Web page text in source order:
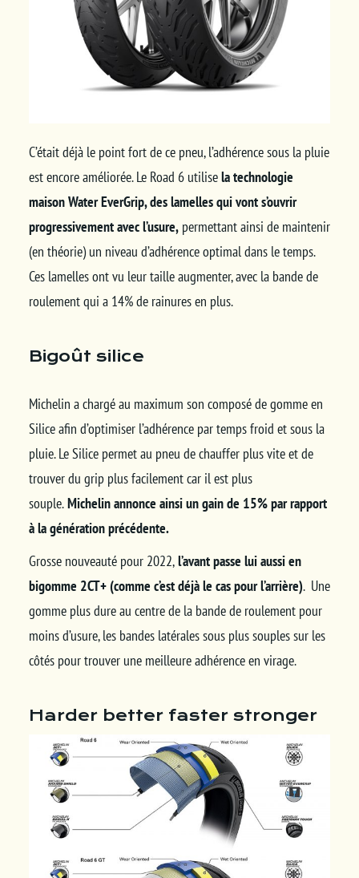
C’était déjà le point fort de ce pneu, l’adhérence sous la pluie
est encore améliorée. Le Road 6 utilisela technologie
maison Water EverGrip, des lamelles qui vont s’ouvrir
progressivement avec l’usure,permettant ainsi de maintenir
(en théorie) un niveau d’adhérence optimal dans le temps.
Ces lamelles ont vu leur taille augmenter, avec la bande de
roulement qui a 14% de rainures en plus.
Bigoût silice
Michelin a chargé au maximum son composé de gomme en
Silice afin d’optimiser l’adhérence par temps froid et sous la
pluie. Le Silice permet au pneu de chauffer plus vite et de
trouver du grip plus facilement car il est plus
souple.Michelin annonce ainsi un gain de 15% par rapport
à la génération précédente.
Grosse nouveauté pour 2022,l’avant passe lui aussi en
bigomme 2CT+ (comme c’est déjà le cas pour l’arrière). Une
gomme plus dure au centre de la bande de roulement pour
moins d’usure, les bandes latérales sous plus souples sur les
côtés pour trouver une meilleure adhérence en virage.
Harder better faster stronger